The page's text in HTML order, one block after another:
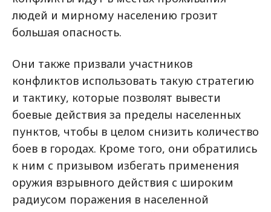
людей и мирному населению грозит
большая опасность.
Они также призвали участников
конфликтов использовать такую стратегию
и тактику, которые позволят вывести
боевые действия за пределы населенных
пунктов, чтобы в целом снизить количество
боев в городах. Кроме того, они обратились
к ним с призывом избегать применения
оружия взрывного действия с широким
радиусом поражения в населенной